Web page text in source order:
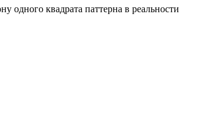
одного квадрата паттерна в реальности